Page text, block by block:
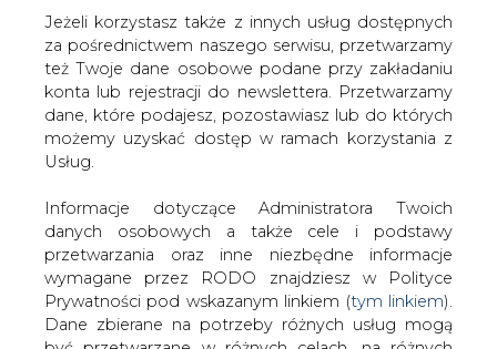
być przetwarzane w różnych celach, na różnych
podstawach.
Pamiętaj, że w związku z przetwarzaniem danych
osobowych przysługuje Ci szereg gwarancji i praw,
a przede wszystkim prawo do odwołania zgody
oraz prawo sprzeciwu wobec przetwarzania Twoich
danych. Prawa te będą przez nas bezwzględnie
przestrzegane. Prawo do wniesienia sprzeciwu
wobec przetwarzania danych z przyczyn
związanych z Twoją szczególną sytuacją, po
skutecznym wniesieniu prawa do sprzeciwu Twoje
dane nie będą przetwarzane o ile nie będzie istnieć
ważna prawnie uzasadniona podstawa do
przetwarzania, nadrzędna wobec Twoich interesów,
- Zarówno sportowe sukcesy gdańskich hokeistów w
poprzednim sezonie, jak i atmosfera, jaką potrafią
stworzyć gdańscy kibice w hali Oliwia, świadczą o
słuszności decyzji podjęcia sponsorowania GKS-u.
Wierzę, że nasza dalsza współpraca z zespołem ENERGA
Stoczniowie, zaowocuje zdobyciem w rozgrywkach
ekstraklasy miejsca na podium - powiedziała prezes
pracodawców w regionie staramy się wsłuchiwać w
potrzeby mieszkańców i wspierać ważne dla nich
wydarzenia kulturalne czy sportowe. Uznaliśmy, że
kontynuacja budowy silnej drużyny gdańskich hokeistów
jest odpowiedzią na te potrzeby i wpisuje się w naszą
strategię działalności społecznej.